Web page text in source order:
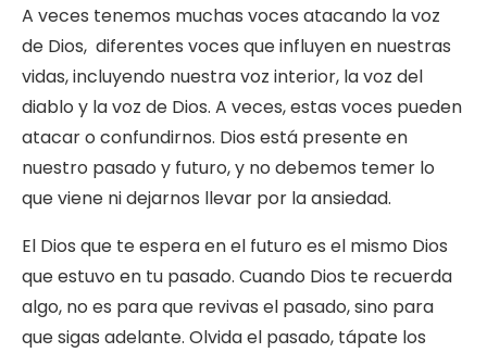
A veces tenemos muchas voces atacando la voz
de Dios, diferentes voces que influyen en nuestras
vidas, incluyendo nuestra voz interior, la voz del
diablo y la voz de Dios. A veces, estas voces pueden
atacar o confundirnos. Dios está presente en
nuestro pasado y futuro, y no debemos temer lo
que viene ni dejarnos llevar por la ansiedad.
El Dios que te espera en el futuro es el mismo Dios
que estuvo en tu pasado. Cuando Dios te recuerda
algo, no es para que revivas el pasado, sino para
que sigas adelante. Olvida el pasado, tápate los